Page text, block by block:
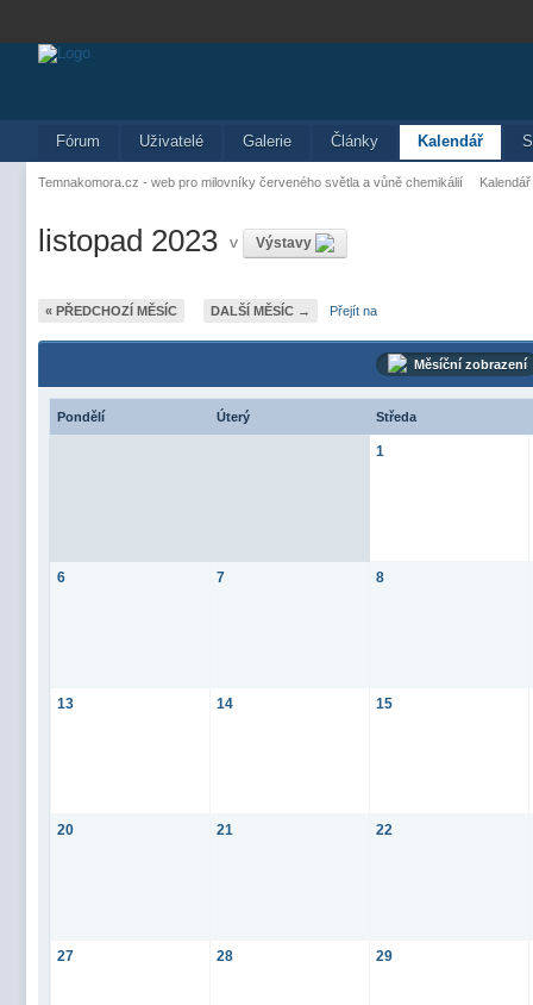
Fórum Uživatelé Galerie Články Kalendář
Temnakomora.cz - web pro milovníky červeného světla a vůně chemikálií Kalendář
listopad 2023 v Výstavy
« PŘEDCHOZÍ MĚSÍC DALŠÍ MĚSÍC → Přejít na
Měsíční zobrazení
Pondělí Úterý Středa
1
6 7 8
13 14 15
20 21 22
27 28 29